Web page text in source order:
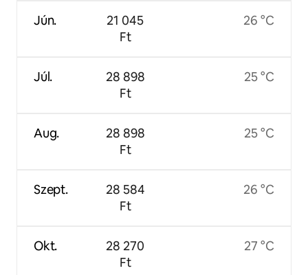
Jún.
Júl.
Aug.
Szept.
Okt.
21 045
Ft
28 898
Ft
28 898
Ft
28 584
Ft
28 270
Ft
26 °C
25 °C
25 °C
26 °C
27 °C